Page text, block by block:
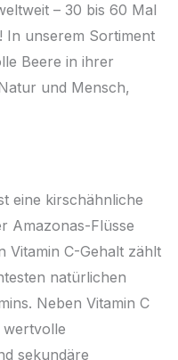
– 30 bis 60 Mal
In unserem Sortiment
Beere in ihrer
und Mensch,
eine kirschähnliche
Amazonas-Flüsse
Vitamin C-Gehalt zählt
natürlichen
Neben Vitamin C
wertvolle
sekundäre